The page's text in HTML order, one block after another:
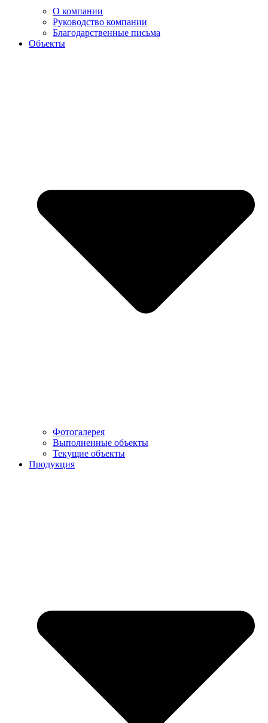
О компании
Руководство компании
Благодарственные письма
Объекты
Фотогалерея
Выполненные объекты
Текущие объекты
Продукция